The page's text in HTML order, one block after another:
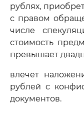
рублях,
с правом
числе
стоимость
превышает
влечет
рублей с
документов.